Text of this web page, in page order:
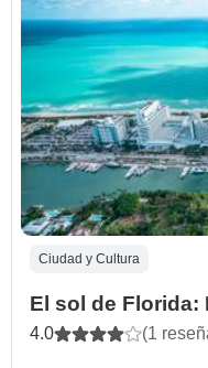
Ciudad y Cultura
El sol de Florida:
4.0 (1